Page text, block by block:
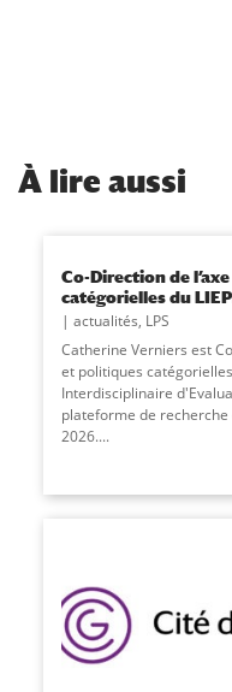
À lire aussi
Co-Direction de
catégorielles du
actualités, LPS
Catherine Verniers est
et politiques
Interdisciplinaire
plateforme de recherche
2026....